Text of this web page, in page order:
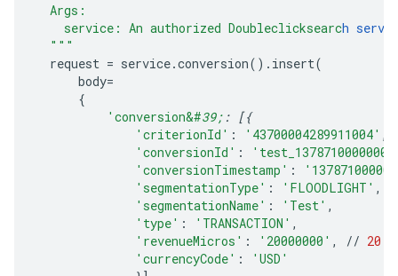
  Args:
    service: An authorized Doubleclicksearc
h
  """
request = service.conversion() . insert(
body=
{
'conversion&#39; : [{
'criterionId' : '43700004289911004' ,
'conversionId' : 'test_1378710000000'
'conversionTimestamp' :
'segmentationType' : 'FLOODLIGHT' ,
'segmentationName' : 'Test' ,
'type' : 'TRANSACTION' ,
'revenueMicros' : '20000000' , // 20
'currencyCode' :
'USD'